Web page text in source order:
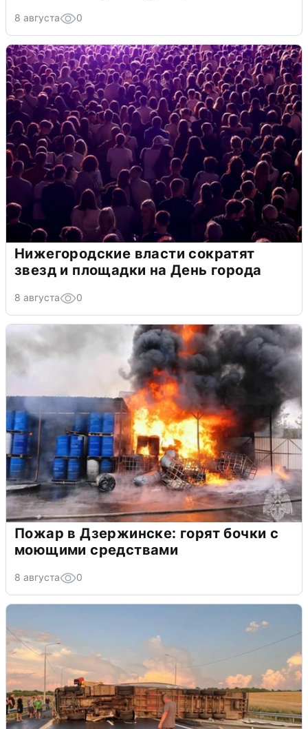
8 августа 0
Нижегородские власти сократят
звезд и площадки на День города
8 августа 0
Пожар в Дзержинске: горят бочки с
моющими средствами
8 августа 0